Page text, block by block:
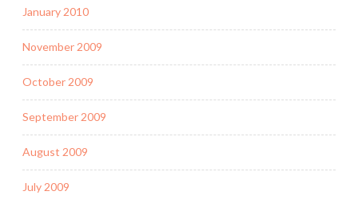
January 2010
November 2009
October 2009
September 2009
August 2009
July 2009